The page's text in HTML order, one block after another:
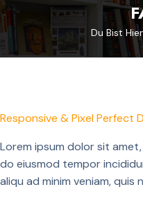
Du Bist Hier
Responsive & Pixel Perfect
Lorem ipsum dolor sit
do eiusmod tempor
aliqu ad minim veniam,